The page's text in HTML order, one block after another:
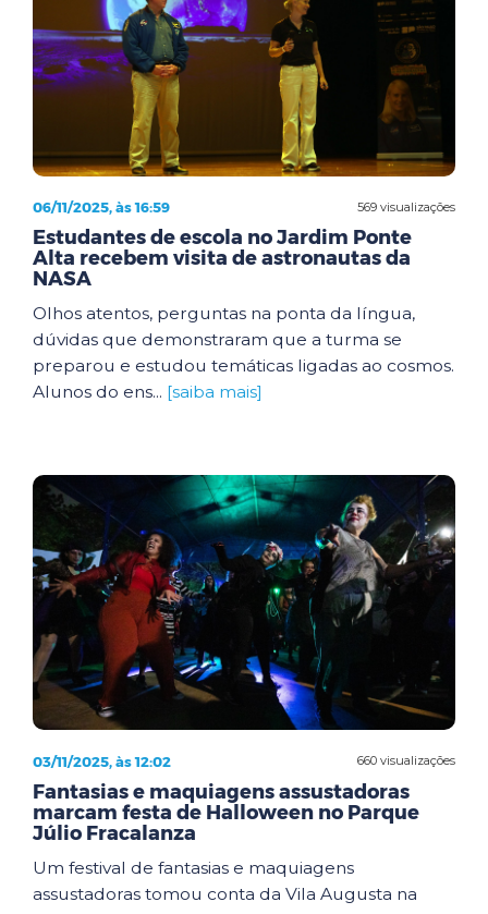
569 visualizações
06/11/2025, às 16:59
Estudantes de escola no Jardim Ponte
Alta recebem visita de astronautas da
NASA
Olhos atentos, perguntas na ponta da língua,
dúvidas que demonstraram que a turma se
preparou e estudou temáticas ligadas ao cosmos.
Alunos do ens... [saiba mais]
660 visualizações
03/11/2025, às 12:02
Fantasias e maquiagens assustadoras
marcam festa de Halloween no Parque
Júlio Fracalanza
Um festival de fantasias e maquiagens
assustadoras tomou conta da Vila Augusta na